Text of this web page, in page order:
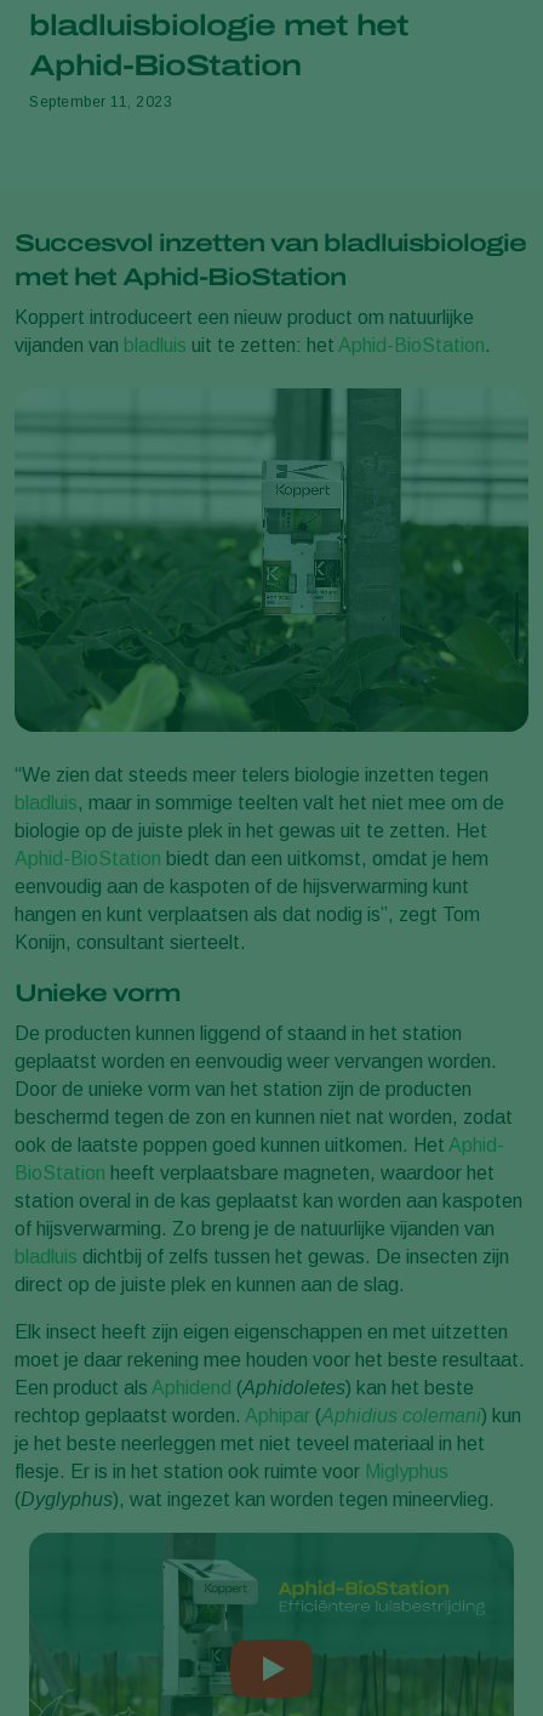
bladluisbiologie met het
Aphid-BioStation
September 11, 2023
Succesvol inzetten van bladluisbiologie
met het Aphid-BioStation
Koppert introduceert een nieuw product om natuurlijke
vijanden van bladluis uit te zetten: het Aphid-BioStation.
“We zien dat steeds meer telers biologie inzetten tegen
bladluis, maar in sommige teelten valt het niet mee om de
biologie op de juiste plek in het gewas uit te zetten. Het
Aphid-BioStation biedt dan een uitkomst, omdat je hem
eenvoudig aan de kaspoten of de hijsverwarming kunt
hangen en kunt verplaatsen als dat nodig is”, zegt Tom
Konijn, consultant sierteelt.
Unieke vorm
De producten kunnen liggend of staand in het station
geplaatst worden en eenvoudig weer vervangen worden.
Door de unieke vorm van het station zijn de producten
beschermd tegen de zon en kunnen niet nat worden, zodat
ook de laatste poppen goed kunnen uitkomen. Het Aphid-
BioStation heeft verplaatsbare magneten, waardoor het
station overal in de kas geplaatst kan worden aan kaspoten
of hijsverwarming. Zo breng je de natuurlijke vijanden van
bladluis dichtbij of zelfs tussen het gewas. De insecten zijn
direct op de juiste plek en kunnen aan de slag.
Elk insect heeft zijn eigen eigenschappen en met uitzetten
moet je daar rekening mee houden voor het beste resultaat.
Een product als Aphidend (Aphidoletes) kan het beste
rechtop geplaatst worden. Aphipar (Aphidius colemani) kun
je het beste neerleggen met niet teveel materiaal in het
flesje. Er is in het station ook ruimte voor Miglyphus
(Dyglyphus), wat ingezet kan worden tegen mineervlieg.